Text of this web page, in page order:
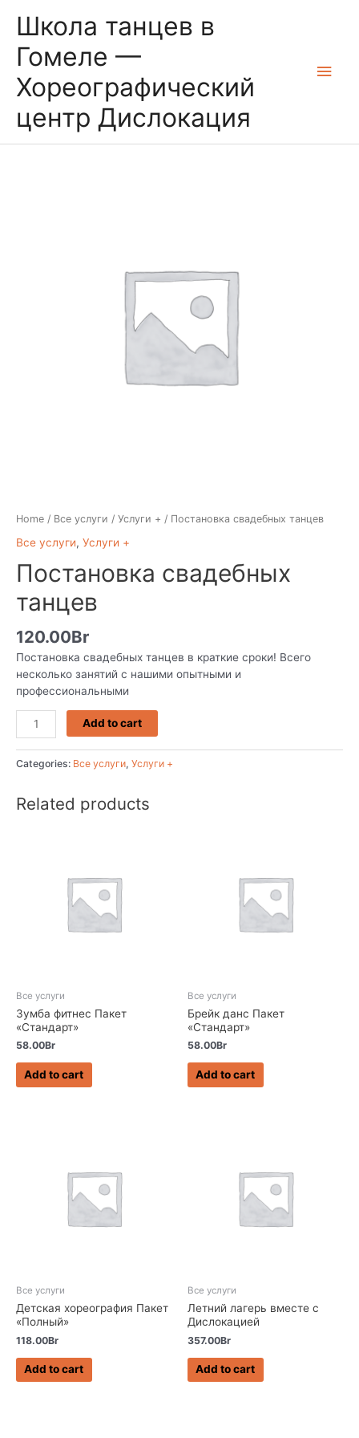
Школа танцев в
Гомеле —
Хореографический
центр Дислокация
Home / Все услуги / Услуги + / Постановка свадебных танцев
Все услуги, Услуги +
Постановка свадебных
танцев
120.00Br
Постановка свадебных танцев в краткие сроки! Всего
несколько занятий с нашими опытными и
профессиональными
Add to cart
Categories: Все услуги, Услуги +
Related products
Все услуги
Зумба фитнес Пакет
«Стандарт»
58.00Br
Add to cart
Все услуги
Брейк данс Пакет
«Стандарт»
58.00Br
Add to cart
Все услуги
Детская хореография Пакет
«Полный»
118.00Br
Add to cart
Все услуги
Летний лагерь вместе с
Дислокацией
357.00Br
Add to cart